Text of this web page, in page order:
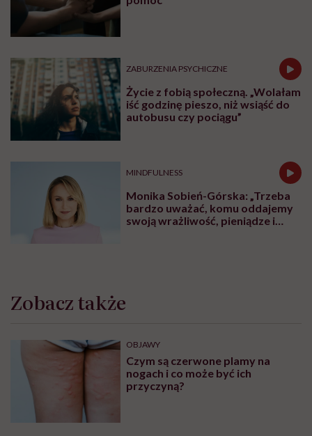
ZABURZENIA PSYCHICZNE
Życie z fobią społeczną. „Wolałam
iść godzinę pieszo, niż wsiąść do
autobusu czy pociągu”
MINDFULNESS
Monika Sobień-Górska: „Trzeba
bardzo uważać, komu oddajemy
swoją wrażliwość, pieniądze i
Zobacz także
OBJAWY
Czym są czerwone plamy na
nogach i co może być ich
przyczyną?